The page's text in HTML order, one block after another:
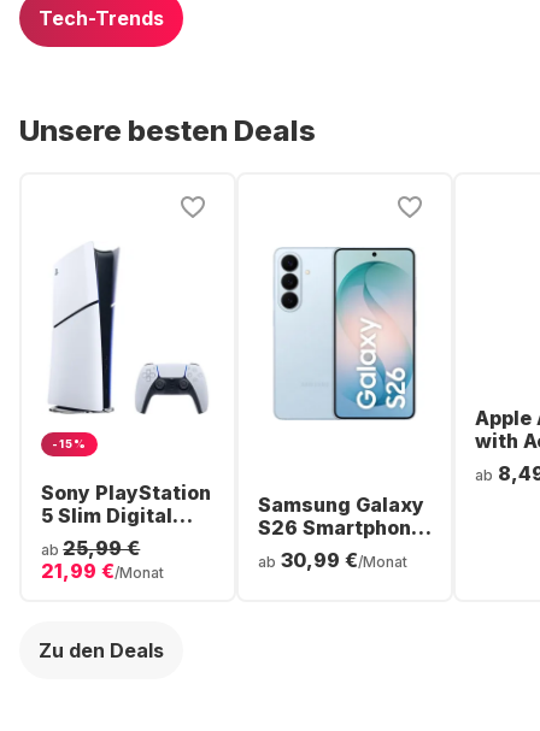
Tech-Trends
Unsere besten Deals
-15%
Sony PlayStation
5 Slim Digital
Console
ab 25,99 €
21,99 €/Monat
Samsung Galaxy
S26 Smartphone
- 256GB - Dual
SIM
ab 30,99 €/Monat
Apple
with
Noise
ab
Zu den Deals